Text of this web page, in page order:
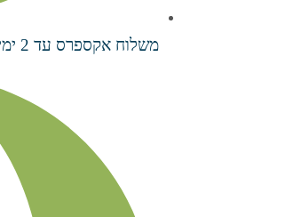
משלוח אקספרס עד 2 ימי עסקים בעלות ₪70